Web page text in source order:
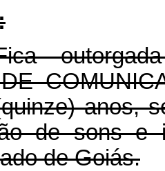
anos,
de sons e
de Goiás.